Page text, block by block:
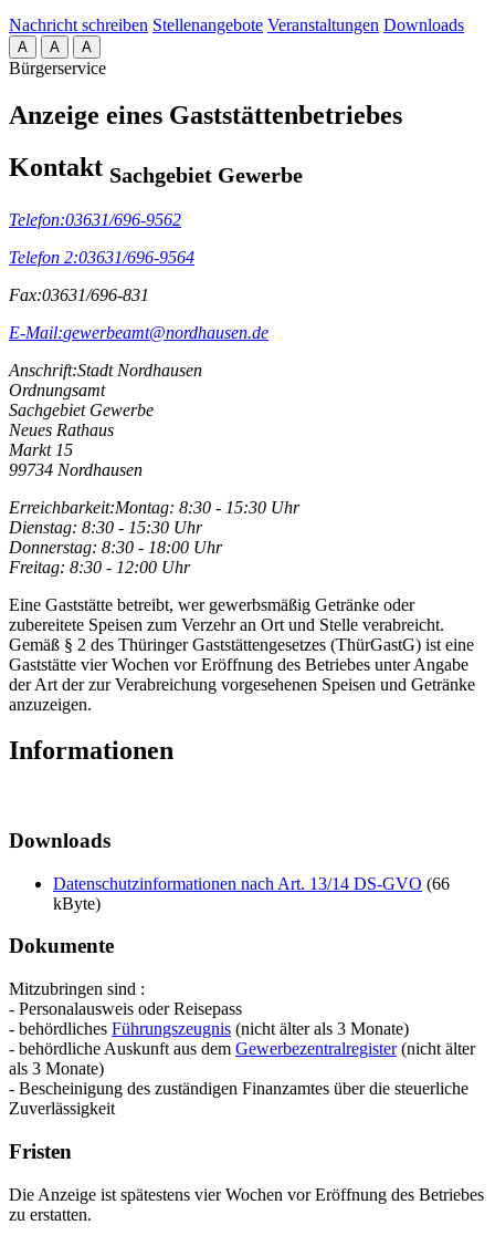
Nachricht schreiben Stellenangebote Veranstaltungen Downloads
A A A
Bürgerservice
Anzeige eines Gaststättenbetriebes
Kontakt Sachgebiet Gewerbe
Telefon:03631/696-9562
Telefon 2:03631/696-9564
Fax:03631/696-831
E-Mail:gewerbeamt@nordhausen.de
Anschrift:Stadt Nordhausen
Ordnungsamt
Sachgebiet Gewerbe
Neues Rathaus
Markt 15
99734 Nordhausen
Erreichbarkeit:Montag: 8:30 - 15:30 Uhr
Dienstag: 8:30 - 15:30 Uhr
Donnerstag: 8:30 - 18:00 Uhr
Freitag: 8:30 - 12:00 Uhr
Eine Gaststätte betreibt, wer gewerbsmäßig Getränke oder
zubereitete Speisen zum Verzehr an Ort und Stelle verabreicht.
Gemäß § 2 des Thüringer Gaststättengesetzes (ThürGastG) ist eine
Gaststätte vier Wochen vor Eröffnung des Betriebes unter Angabe
der Art der zur Verabreichung vorgesehenen Speisen und Getränke
anzuzeigen.
Informationen
Downloads
Datenschutzinformationen nach Art. 13/14 DS-GVO (66
kByte)
Dokumente
Mitzubringen sind :
- Personalausweis oder Reisepass
- behördliches Führungszeugnis (nicht älter als 3 Monate)
- behördliche Auskunft aus dem Gewerbezentralregister(nicht älter
als 3 Monate)
- Bescheinigung des zuständigen Finanzamtes über die steuerliche
Zuverlässigkeit
Fristen
Die Anzeige ist spätestens vier Wochen vor Eröffnung des Betriebes
zu erstatten.